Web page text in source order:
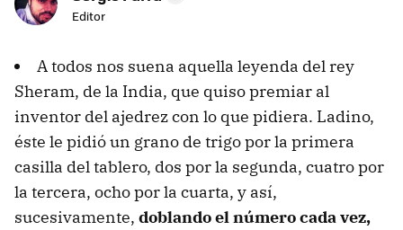
Editor
A todos nos suena aquella leyenda del rey
Sheram, de la India, que quiso premiar al
inventor del ajedrez con lo que pidiera. Ladino,
éste le pidió un grano de trigo por la primera
casilla del tablero, dos por la segunda, cuatro por
la tercera, ocho por la cuarta, y así,
sucesivamente, doblando el número cada vez,